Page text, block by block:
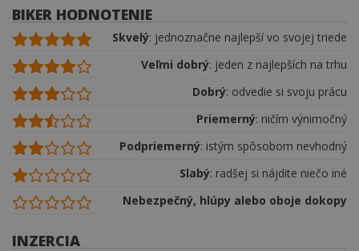
BIKER HODNOTENIE
Skvelý: jednoznačne najlepší vo svojej triede
Veľmi dobrý: jeden z najlepších na trhu
Dobrý: odvedie si svoju prácu
Priemerný: ničím výnimočný
Podpriemerný: istým spôsobom nevhodný
Slabý: radšej si nájdite niečo iné
Nebezpečný, hlúpy alebo oboje dokopy
INZERCIA